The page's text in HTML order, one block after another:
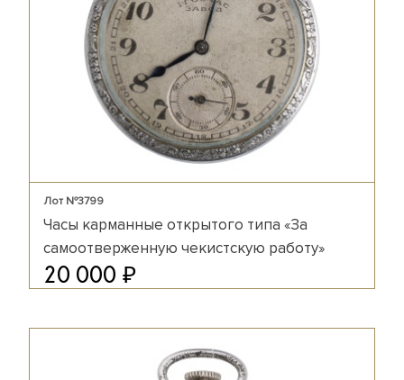
Лот №3799
Часы карманные открытого типа «За
самоотверженную чекистскую работу»
20 000 ₽